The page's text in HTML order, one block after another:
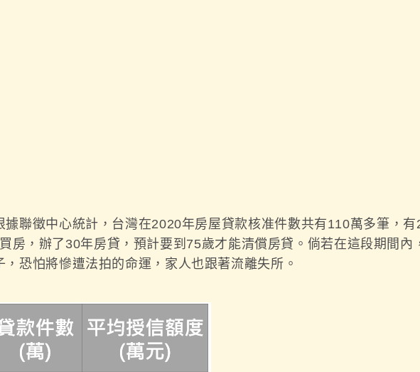
聯徵中心統計，台灣在2020年房屋貸款核准件數共有110萬多筆，有
房，辦了30年房貸，預計要到75歲才能清償房貸。倘若在這段期間內
恐怕將慘遭法拍的命運，家人也跟著流離失所。